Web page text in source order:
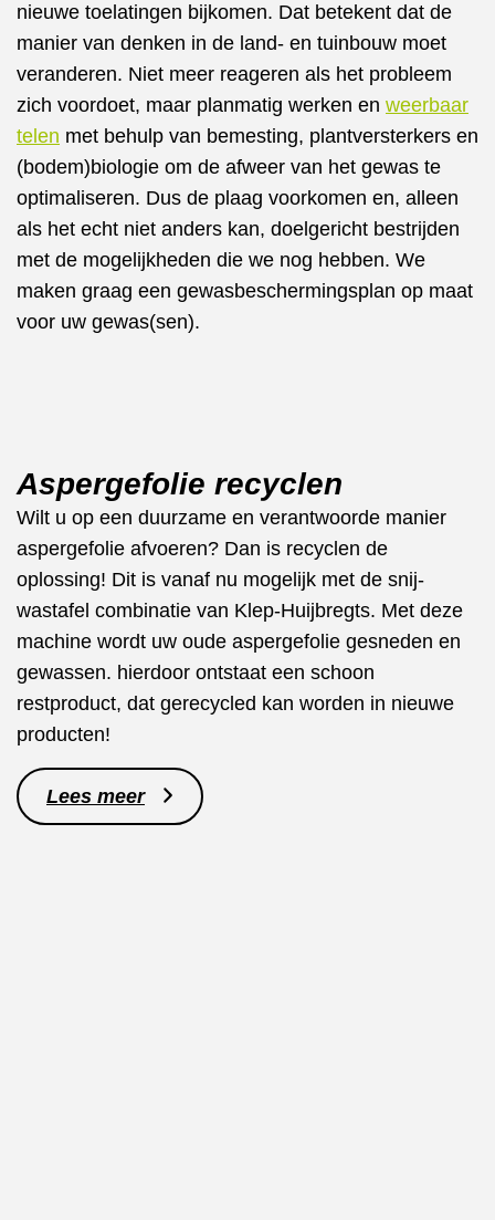
nieuwe toelatingen bijkomen. Dat betekent dat de
manier van denken in de land- en tuinbouw moet
veranderen. Niet meer reageren als het probleem
zich voordoet, maar planmatig werken en weerbaar
telen met behulp van bemesting, plantversterkers en
(bodem)biologie om de afweer van het gewas te
optimaliseren. Dus de plaag voorkomen en, alleen
als het echt niet anders kan, doelgericht bestrijden
met de mogelijkheden die we nog hebben. We
maken graag een gewasbeschermingsplan op maat
voor uw gewas(sen).
Aspergefolie recyclen
Wilt u op een duurzame en verantwoorde manier
aspergefolie afvoeren? Dan is recyclen de
oplossing! Dit is vanaf nu mogelijk met de snij-
wastafel combinatie van Klep-Huijbregts. Met deze
machine wordt uw oude aspergefolie gesneden en
gewassen. hierdoor ontstaat een schoon
restproduct, dat gerecycled kan worden in nieuwe
producten!
Lees meer